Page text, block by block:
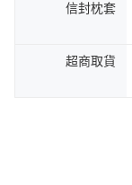
信封枕套
超商取貨